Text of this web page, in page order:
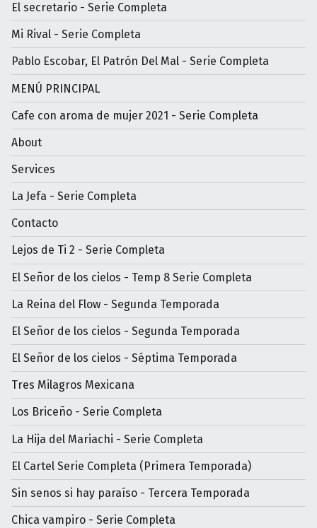
El secretario - Serie Completa
Mi Rival - Serie Completa
Pablo Escobar, El Patrón Del Mal - Serie Completa
MENÚ PRINCIPAL
Cafe con aroma de mujer 2021 - Serie Completa
About
Services
La Jefa - Serie Completa
Contacto
Lejos de Ti 2 - Serie Completa
El Señor de los cielos - Temp 8 Serie Completa
La Reina del Flow - Segunda Temporada
El Señor de los cielos - Segunda Temporada
El Señor de los cielos - Séptima Temporada
Tres Milagros Mexicana
Los Briceño - Serie Completa
La Hija del Mariachi - Serie Completa
El Cartel Serie Completa (Primera Temporada)
Sin senos si hay paraíso - Tercera Temporada
Chica vampiro - Serie Completa